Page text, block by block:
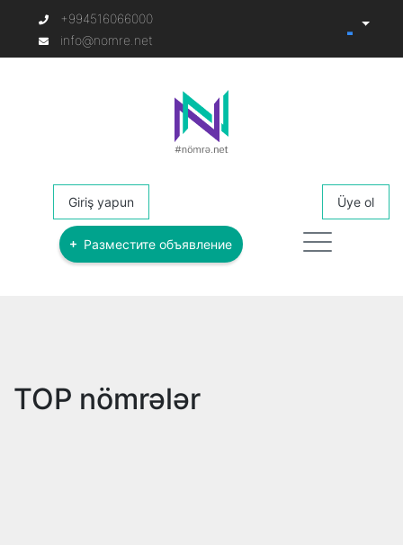
+994516066000
info@nomre.net
Giriş yapun Üye ol
Разместите объявление
TOP nömrələr